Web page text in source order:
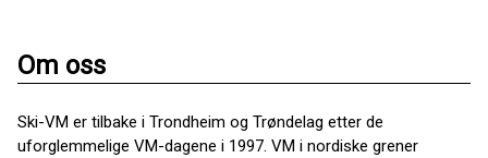
Om oss
Ski-VM er tilbake i Trondheim og Trøndelag etter de
uforglemmelige VM-dagene i 1997. VM i nordiske grener